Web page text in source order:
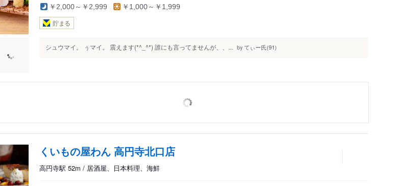
￥2,000～￥2,999 ￥1,000～￥1,999
貯まる
シュウマイ。 ぅマイ。 震えます(*^_^*) 誰にも言ってませんが、、... by てぃー氏(91)
くいもの屋わん 高円寺北口店
高円寺駅 52m / 居酒屋、日本料理、海鮮